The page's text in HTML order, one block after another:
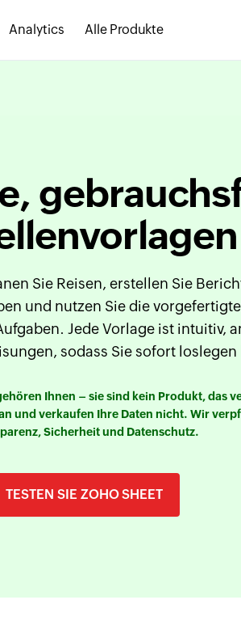
Analytics Alle Produkte
Sie Reisen, erstellen Sie
und nutzen Sie die
Jede Vorlage ist intuitiv,
sodass Sie sofort loslegen
Ihnen – sie sind kein Produkt, das
und verkaufen Ihre Daten nicht. Wir
Sicherheit und Datenschutz.
TESTEN SIE ZOHO SHEET